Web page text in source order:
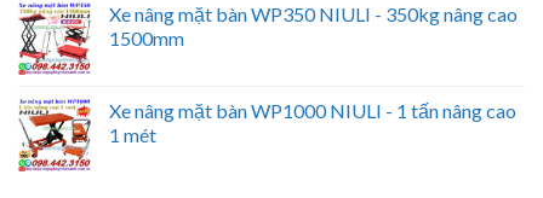
Xe nâng mặt bàn WP350 NIULI - 350kg nâng cao
1500mm
Xe nâng mặt bàn WP1000 NIULI - 1 tấn nâng cao
1 mét